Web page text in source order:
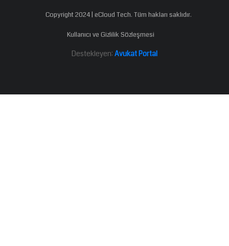
Copyright 2024 | eCloud Tech. Tüm hakları saklıdır.
Kullanıcı ve Gizlilik Sözleşmesi
Destekleyen: Avukat Portal